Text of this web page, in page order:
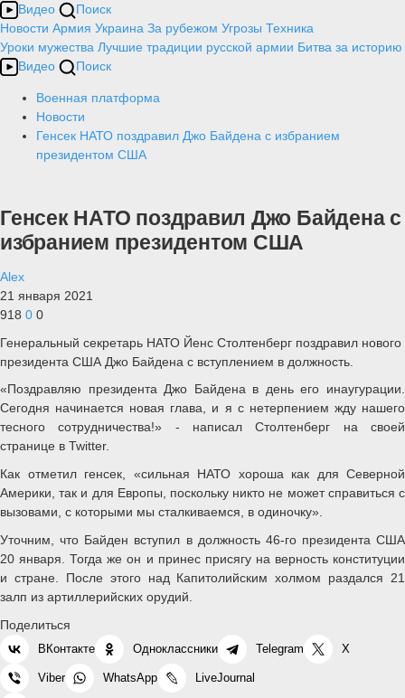
Видео
Поиск
Новости Армия Украина За рубежом Угрозы Техника
Уроки мужества Лучшие традиции русской армии Битва за историю
Видео
Поиск
Военная платформа
Новости
Генсек НАТО поздравил Джо Байдена с избранием
президентом США
Генсек НАТО поздравил Джо Байдена с
избранием президентом США
Alex
21 января 2021
918 0 0
Генеральный секретарь НАТО Йенс Столтенберг поздравил нового
президента США Джо Байдена с вступлением в должность.
«Поздравляю президента Джо Байдена в день его инаугурации.
Сегодня начинается новая глава, и я с нетерпением жду нашего
тесного сотрудничества!» - написал Столтенберг на своей
странице в Twitter.
Как отметил генсек, «сильная НАТО хороша как для Северной
Америки, так и для Европы, поскольку никто не может справиться с
вызовами, с которыми мы сталкиваемся, в одиночку».
Уточним, что Байден вступил в должность 46-го президента США
20 января. Тогда же он и принес присягу на верность конституции
и стране. После этого над Капитолийским холмом раздался 21
залп из артиллерийских орудий.
Поделиться
ВКонтакте Одноклассники Telegram X
Viber WhatsApp LiveJournal